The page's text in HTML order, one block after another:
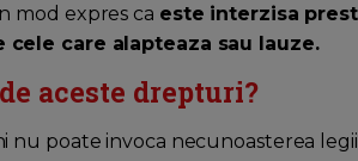
mod expres ca este interzisa
cele care alapteaza sau lauze.
aceste drepturi?
nu poate invoca necunoasterea